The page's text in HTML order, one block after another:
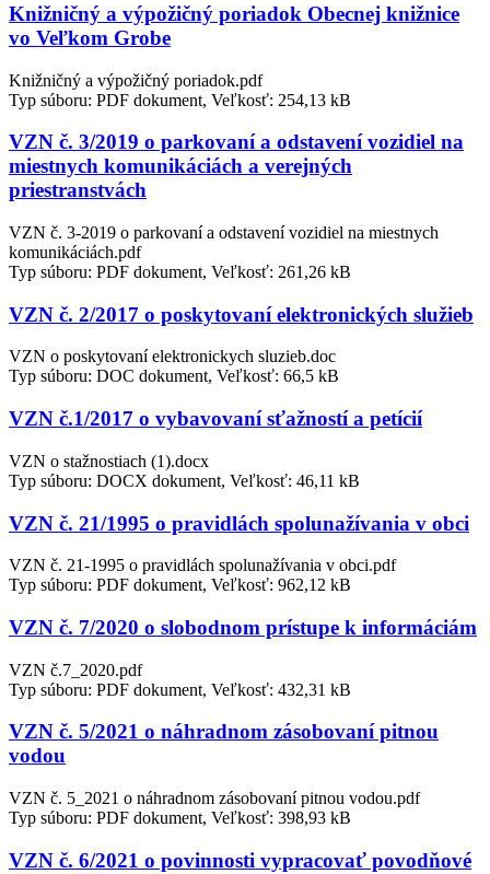
Knižničný a výpožičný poriadok Obecnej knižnice
vo Veľkom Grobe
Knižničný a výpožičný poriadok.pdf
Typ súboru: PDF dokument, Veľkosť: 254,13 kB
VZN č. 3/2019 o parkovaní a odstavení vozidiel na
miestnych komunikáciách a verejných
priestranstvách
VZN č. 3-2019 o parkovaní a odstavení vozidiel na miestnych
komunikáciách.pdf
Typ súboru: PDF dokument, Veľkosť: 261,26 kB
VZN č. 2/2017 o poskytovaní elektronických služieb
VZN o poskytovaní elektronickych sluzieb.doc
Typ súboru: DOC dokument, Veľkosť: 66,5 kB
VZN č.1/2017 o vybavovaní sťažností a petícií
VZN o stažnostiach (1).docx
Typ súboru: DOCX dokument, Veľkosť: 46,11 kB
VZN č. 21/1995 o pravidlách spolunažívania v obci
VZN č. 21-1995 o pravidlách spolunažívania v obci.pdf
Typ súboru: PDF dokument, Veľkosť: 962,12 kB
VZN č. 7/2020 o slobodnom prístupe k informáciám
VZN č.7_2020.pdf
Typ súboru: PDF dokument, Veľkosť: 432,31 kB
VZN č. 5/2021 o náhradnom zásobovaní pitnou
vodou
VZN č. 5_2021 o náhradnom zásobovaní pitnou vodou.pdf
Typ súboru: PDF dokument, Veľkosť: 398,93 kB
VZN č. 6/2021 o povinnosti vypracovať povodňové